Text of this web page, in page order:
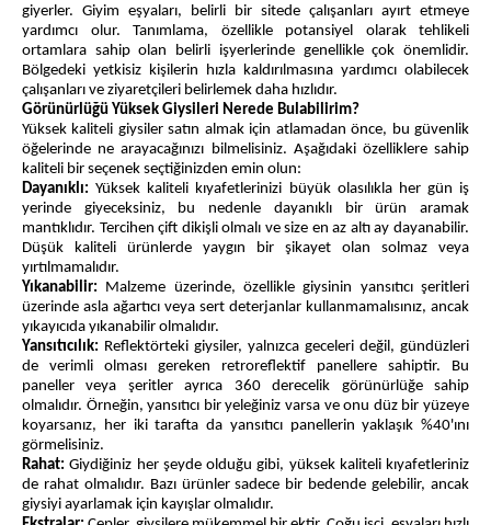
giyerler. Giyim eşyaları, belirli bir sitede çalışanları ayırt etmeye
yardımcı olur. Tanımlama, özellikle potansiyel olarak tehlikeli
ortamlara sahip olan belirli işyerlerinde genellikle çok önemlidir.
Bölgedeki yetkisiz kişilerin hızla kaldırılmasına yardımcı olabilecek
çalışanları ve ziyaretçileri belirlemek daha hızlıdır.
Görünürlüğü Yüksek Giysileri Nerede Bulabilirim?
Yüksek kaliteli giysiler satın almak için atlamadan önce, bu güvenlik
öğelerinde ne arayacağınızı bilmelisiniz. Aşağıdaki özelliklere sahip
kaliteli bir seçenek seçtiğinizden emin olun:
Dayanıklı: Yüksek kaliteli kıyafetlerinizi büyük olasılıkla her gün iş
yerinde giyeceksiniz, bu nedenle dayanıklı bir ürün aramak
mantıklıdır. Tercihen çift dikişli olmalı ve size en az altı ay dayanabilir.
Düşük kaliteli ürünlerde yaygın bir şikayet olan solmaz veya
yırtılmamalıdır.
Yıkanabilir: Malzeme üzerinde, özellikle giysinin yansıtıcı şeritleri
üzerinde asla ağartıcı veya sert deterjanlar kullanmamalısınız, ancak
yıkayıcıda yıkanabilir olmalıdır.
Yansıtıcılık: Reflektörteki giysiler, yalnızca geceleri değil, gündüzleri
de verimli olması gereken retroreflektif panellere sahiptir. Bu
paneller veya şeritler ayrıca 360 derecelik görünürlüğe sahip
olmalıdır. Örneğin, yansıtıcı bir yeleğiniz varsa ve onu düz bir yüzeye
koyarsanız, her iki tarafta da yansıtıcı panellerin yaklaşık %40'ını
görmelisiniz.
Rahat: Giydiğiniz her şeyde olduğu gibi, yüksek kaliteli kıyafetleriniz
de rahat olmalıdır. Bazı ürünler sadece bir bedende gelebilir, ancak
giysiyi ayarlamak için kayışlar olmalıdır.